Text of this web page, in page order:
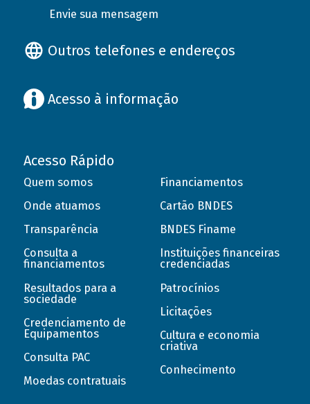
Envie sua mensagem
Outros telefones e endereços
Acesso à informação
Acesso Rápido
Quem somos
Onde atuamos
Transparência
Consulta a
financiamentos
Resultados para a
sociedade
Credenciamento de
Equipamentos
Consulta PAC
Moedas contratuais
Financiamentos
Cartão BNDES
BNDES Finame
Instituições financeiras
credenciadas
Patrocínios
Licitações
Cultura e economia
criativa
Conhecimento